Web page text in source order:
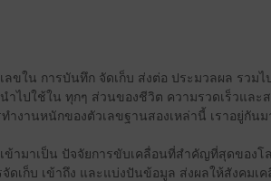
ลขใน การบันทึก จัดเก็บ ส่งต่อ ประมวลผล รวม
ำไปใช้ใน ทุกๆ ส่วนของชีวิต ความรวดเร็วและ
ำงานหนักของตัวเลขฐานสองเหล่านี้ เราอยู่กันม
ข้ามาเป็น ปัจจัยการขับเคลื่อนที่สำคัญที่สุดของ
ดเก็บ เข้าถึง และแบ่งปันข้อมูล ส่งผลให้สังคมเ